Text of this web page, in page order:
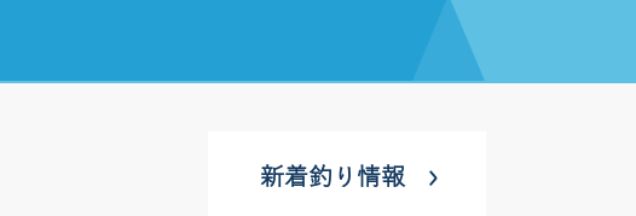
新着釣り情報